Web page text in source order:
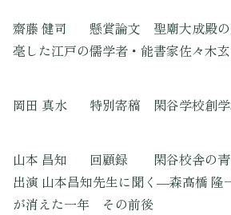
齋藤 健司 懸賞論文 聖廟大成殿の
毫した江戸の儒学者・能書家佐々木
岡田 真水 特別寄稿 閑谷学校創学
山本 昌知 回顧録 閑谷校舎の青
出演 山本昌知先生に聞く―森高
が消えた一年 その前後